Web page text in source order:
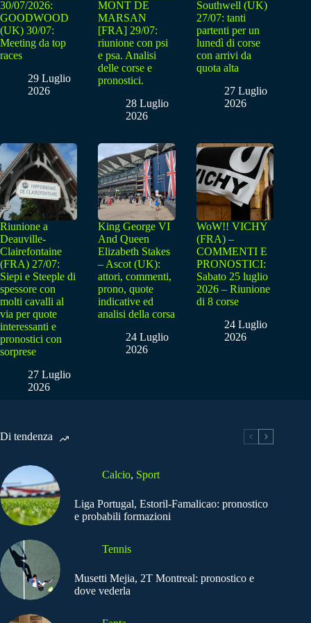
30/07/2026:
GOODWOOD
(UK) 30/07:
Meeting da top
races
29 Luglio
2026
MONT DE
MARSAN
[FRA] 29/07:
riunione con psi
e psa. Analisi
delle corse e
pronostici.
28 Luglio
2026
Southwell (UK)
27/07: tanti
partenti per un
lunedì di corse
con arrivi da
quota alta
27 Luglio
2026
Riunione a
Deauville-
Clairefontaine
(FRA) 27/07:
Siepi e Steeple di
spessore con
molti cavalli al
via per quote
interessanti e
pronostici con
sorprese
27 Luglio
2026
King George VI
And Queen
Elizabeth Stakes
– Ascot (UK):
attori, commenti,
prono, quote
indicative ed
analisi della corsa
24 Luglio
2026
WoW!! VICHY
(FRA) –
COMMENTI E
PRONOSTICI:
Sabato 25 luglio
2026 – Riunione
di 8 corse
24 Luglio
2026
Di tendenza
Calcio, Sport
Liga Portugal, Estoril-Famalicao: pronostico
e probabili formazioni
Tennis
Musetti Mejia, 2T Montreal: pronostico e
dove vederla